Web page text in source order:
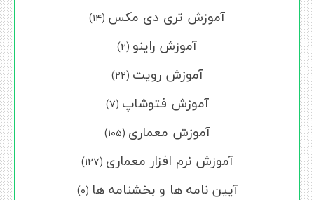
آموزش تری دی مکس (۱۴)
آموزش راینو (۲)
آموزش رویت (۲۲)
آموزش فتوشاپ (۷)
آموزش معماری (۱۰۵)
آموزش نرم افزار معماری (۱۲۷)
آیین نامه ها و بخشنامه ها (۰)